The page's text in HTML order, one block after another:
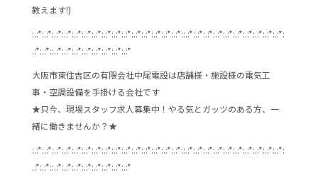
教えます!)
:.:*:.:*:.:*:.:*:.:*:.:*:.:*:.:*:.:*:.:*:.:*:.:*:.:*:.:*:.:*::.:*:.:*:.:*:.:*:.:*:.:*:.:*:.:*:.:*:.:*:
.:*:.:*::.:*:.:*:.:*:.:*:.:*:.:*:.:*:.:*
大阪市東住吉区の有限会社中尾電設は店舗様・施設様の電気工
事・空調設備を手掛ける会社です
★只今、現場スタッフ求人募集中！やる気とガッツのある方、一
緒に働きませんか？★
:.:*:.:*:.:*:.:*:.:*:.:*:.:*:.:*:.:*:.:*:.:*:.:*:.:*:.:*:.:*::.:*:.:*:.:*:.:*:.:*:.:*:.:*:.:*:.:*:.:*:
.:*:.:*::.:*:.:*:.:*:.:*:.:*:.:*:.:*:.:*